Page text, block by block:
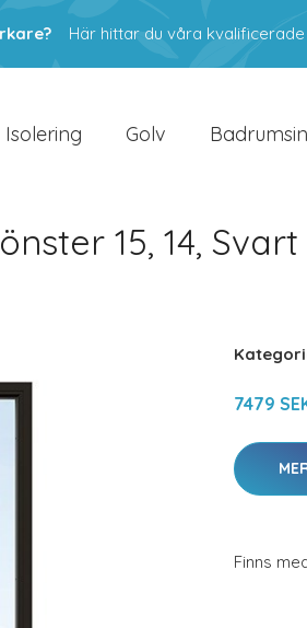
Här hittar du våra
Isolering Golv
15, 14, Svart
7479
Finns